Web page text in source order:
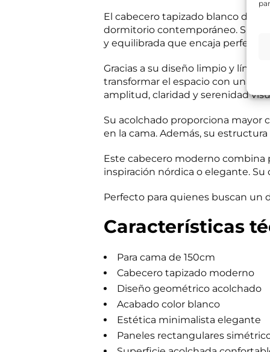
El cabecero tapizado blanco de
dormitorio contemporáneo. Su
y equilibrada que encaja
Gracias a su diseño limpio y
transformar el espacio con una
amplitud, claridad y serenidad
Su acolchado proporciona mayor
en la cama. Además, su
Este cabecero moderno
inspiración nórdica o elegante.
Perfecto para quienes buscan un
Características
Para cama de 150cm
Cabecero tapizado moderno
Diseño geométrico acolchado
Acabado color blanco
Estética minimalista elegante
Paneles rectangulares
s
i
t
a
s
a
b
e
?
*
*
*
C
o
r
e
o
Información
Responsable
si el usuario/a
tratamiento:
Destinatarios:
momento;
a su
Puede consultar
G
P
*
He leído
n
v
í
d
n
c
m
e
c
i
l